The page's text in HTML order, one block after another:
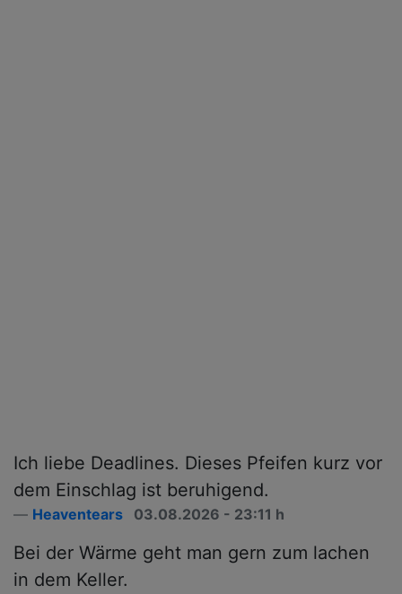
Ich liebe Deadlines. Dieses Pfeifen kurz vor
dem Einschlag ist beruhigend.
Heaventears 03.08.2026 - 23:11 h
Bei der Wärme geht man gern zum lachen
in dem Keller.